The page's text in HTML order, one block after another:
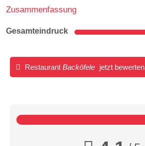
Zusammenfassung
Gesamteindruck
Restaurant Backöfele jetzt bewerten